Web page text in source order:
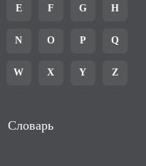
E F G H
N O P Q
W X Y Z
Словарь